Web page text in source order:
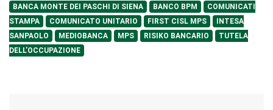
BANCA MONTE DEI PASCHI DI SIENA BANCO BPM
COMUNICATI
STAMPA
COMUNICATO UNITARIO FIRST CISL MPS
INTESA
SANPAOLO
MEDIOBANCA MPS RISIKO BANCARIO
TUTELA
DELL’OCCUPAZIONE